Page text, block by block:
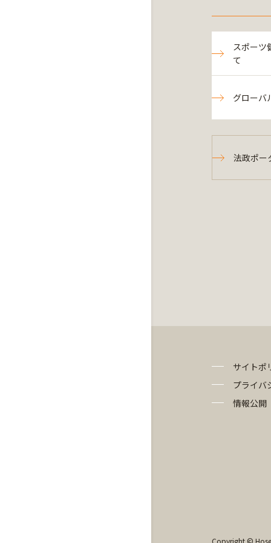
スポーツ
て
グローバ
法政ポー
サイトポ
プライバ
情報公開
Copyright ©